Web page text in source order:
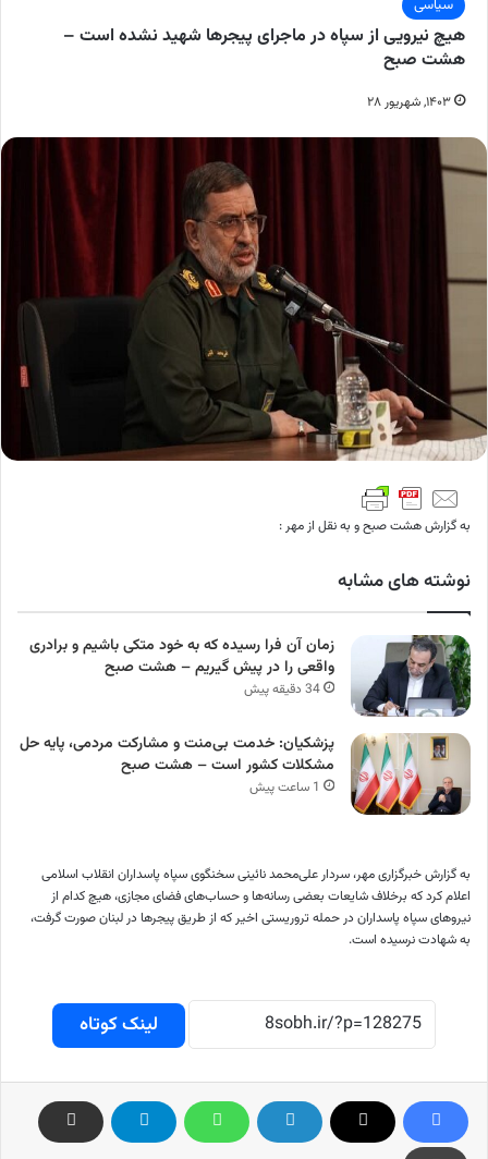
سیاسی
هیچ نیرویی از سپاه در ماجرای پیجرها شهید نشده است –
هشت صبح
۱۴۰۳, شهریور ۲۸
به گزارش هشت صبح و به نقل از مهر :
نوشته های مشابه
زمان آن فرا رسیده که به خود متکی باشیم و برادری
واقعی را در پیش گیریم – هشت صبح
34 دقیقه پیش
پزشکیان: خدمت بی‌منت و مشارکت مردمی، پایه حل
مشکلات کشور است – هشت صبح
1 ساعت پیش
به گزارش خبرگزاری مهر، سردار علی‌محمد نائینی سخنگوی سپاه پاسداران انقلاب اسلامی
اعلام کرد که برخلاف شایعات بعضی رسانه‌ها و حساب‌های فضای مجازی، هیچ کدام از
نیروهای سپاه پاسداران در حمله تروریستی اخیر که از طریق پیجرها در لبنان صورت گرفت،
به شهادت نرسیده است.
لینک کوتاه